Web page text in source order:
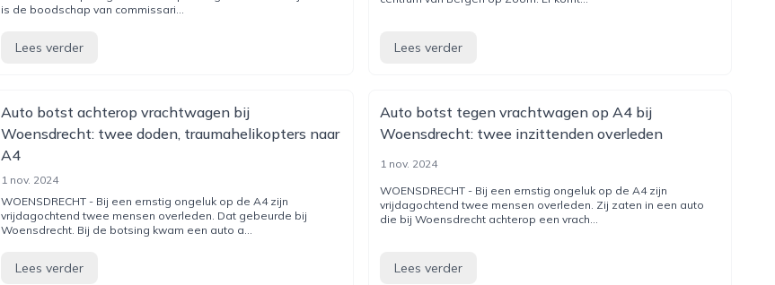
is de boodschap van commissari...
Lees verder Lees verder
Auto botst achterop vrachtwagen bij
Woensdrecht: twee doden, traumahelikopters naar
A4
1 nov. 2024
WOENSDRECHT - Bij een ernstig ongeluk op de A4 zijn
vrijdagochtend twee mensen overleden. Dat gebeurde bij
Woensdrecht. Bij de botsing kwam een auto a...
Lees verder
Auto botst tegen vrachtwagen op A4 bij
Woensdrecht: twee inzittenden overleden
1 nov. 2024
WOENSDRECHT - Bij een ernstig ongeluk op de A4 zijn
vrijdagochtend twee mensen overleden. Zij zaten in een auto
die bij Woensdrecht achterop een vrach...
Lees verder